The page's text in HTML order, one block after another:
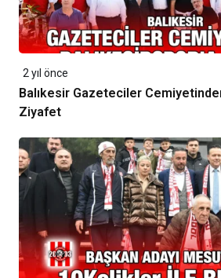
2 yıl önce
Balıkesir Gazeteciler
Ziyafet